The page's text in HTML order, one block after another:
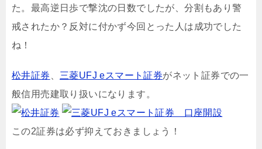
た。最高逆日歩で撃沈の日数でしたが、分割もあり警
戒されたか？反対に付かず今回とった人は成功でした
ね！
松井証券 三菱UFJ eスマート証券がネット証券での一
般信用売建取り扱いになります。
この2証券は必ず抑えておきましょう！